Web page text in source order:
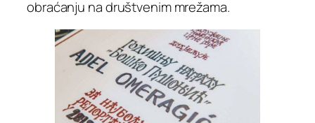
obraćanju na društvenim mrežama.